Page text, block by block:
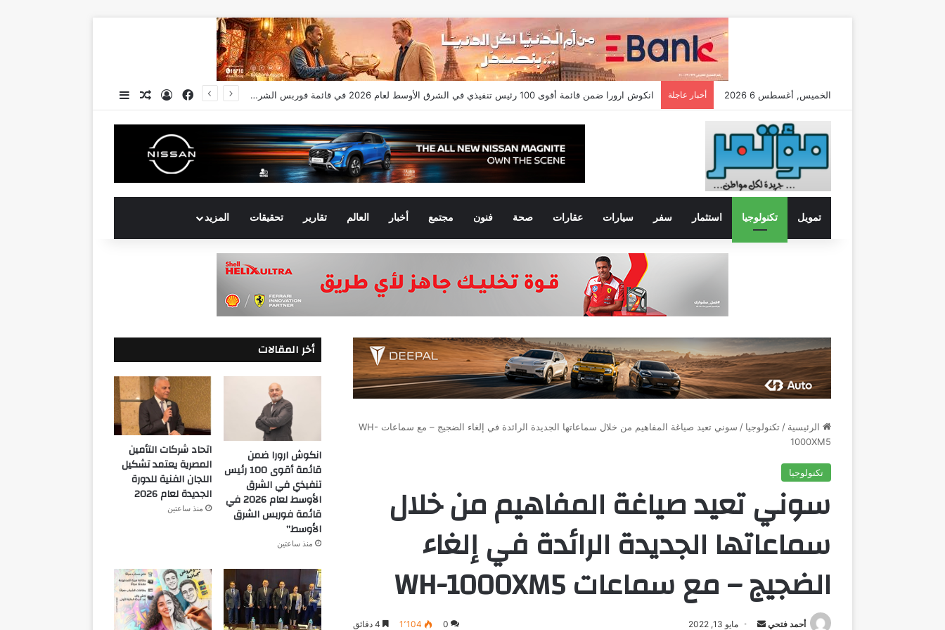
الخميس, أغسطس 6 2026 أخبار عاجلة اتحاد شركات التأمين المصرية يعتمد تشكيل اللجان الفنية للدورة الجديدة لعام 2026 فيسبوكتسجيل الدخول
مقال عشوائي
إضافة عمود جانبي
تمويل تكنولوجيا استثمار سفر سيارات عقارات صحة فنون مجتمع أخبار العالم تقارير تحقيقات المزيد
الرئيسية / تكنولوجيا /
سوني تعيد صياغة المفاهيم من خلال سماعاتها الجديدة الرائدة في إلغاء الضجيج – مع سماعات WH-
1000XM5
تكنولوجيا
سوني تعيد صياغة المفاهيم من خلال
سماعاتها الجديدة الرائدة في إلغاء
الضجيج – مع سماعات WH-1000XM5
أحمد فتحي
أرسل مايو 13, 2022 0 1٬104
أخر المقالات
انكوش ارورا ضمن
قائمة أقوى 100 رئيس
تنفيذي في الشرق
الأوسط لعام 2026 في
قائمة فوربس الشرق
الأوسط”
منذ ساعتين
اتحاد شركات التأمين
المصرية يعتمد تشكيل
اللجان الفنية للدورة
الجديدة لعام 2026
منذ ساعتين